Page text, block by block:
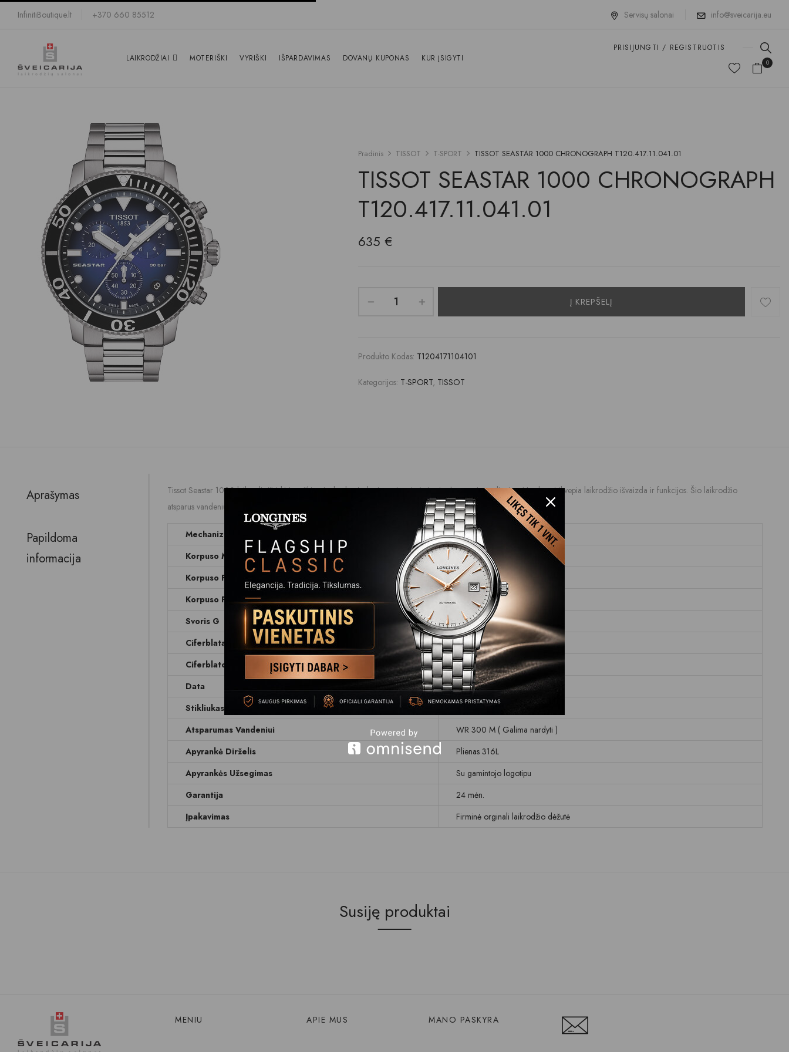
InfinitiBoutique.lt +370 660 85512 Servisų salonai info@sveicarija.eu
LAIKRODŽIAI MOTERIŠKI VYRIŠKI IŠPARDAVIMAS DOVANŲ KUPONAS KUR ĮSIGYTI
PRISIJUNGTI / REGISTRUOTIS
0
Pradinis TISSOT T-SPORT TISSOT SEASTAR 1000 CHRONOGRAPH T120.417.11.041.01
TISSOT SEASTAR 1000 CHRONOGRAPH
T120.417.11.041.01
635 €
Į KREPŠELĮ
Produkto Kodas: T1204171104101
Kategorijos: T-SPORT, TISSOT
Aprašymas
Papildoma
informacija
Tissot Seastar 1000 laikrodis išsiskiria ryškiomis detalėmis, kurios sujungia į vientisą harmoningą dizainą. Nardymui įkvepia laikrodžio išvaizda ir funkcijos. Šio laikrodžio
atsparus vandeniui iki 300m. Tissot Seastar yra populiarūs profesonalams, tiek megėjams nardytojams.
Mechanizmas
Kvarcinis (su baterija)
Korpuso Medžiaga
Plienas L316
Korpuso Forma
Apvalus
Korpuso Plotis Mm
45.5
Svoris G
180
Ciferblatas
Rodyklinis, chronografas
Ciferblato Spalva
Mėlynas
Data
Dienos rodymas
Stikliukas
Atsparumas Vandeniui
WR 300 M ( Galima nardyti )
Apyrankė Dirželis
Plienas 316L
Apyrankės Užsegimas
Su gamintojo logotipu
Garantija
24 mėn.
Įpakavimas
Firminė orginali laikrodžio dėžutė
Susiję produktai
MENIU APIE MUS MANO PASKYRA